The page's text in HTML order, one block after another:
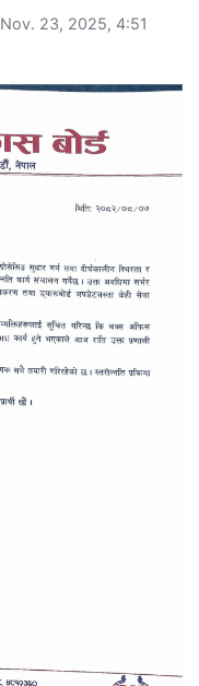
Nov. 23, 2025, 4:51